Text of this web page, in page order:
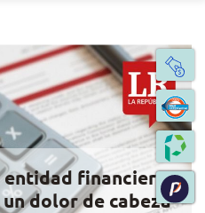
entidad financiera
dolor de cabeza